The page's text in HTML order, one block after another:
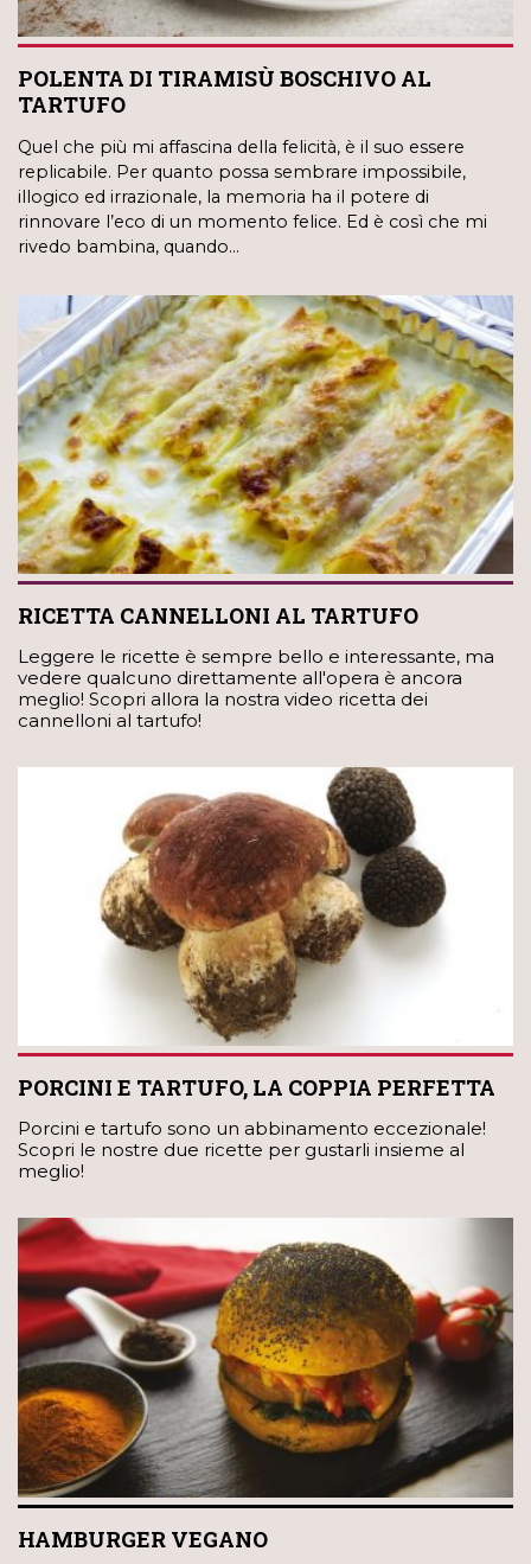
POLENTA DI TIRAMISÙ BOSCHIVO AL
TARTUFO
Quel che più mi affascina della felicità, è il suo essere
replicabile. Per quanto possa sembrare impossibile,
illogico ed irrazionale, la memoria ha il potere di
rinnovare l’eco di un momento felice. Ed è così che mi
rivedo bambina, quando…
RICETTA CANNELLONI AL TARTUFO
Leggere le ricette è sempre bello e interessante, ma
vedere qualcuno direttamente all'opera è ancora
meglio! Scopri allora la nostra video ricetta dei
cannelloni al tartufo!
PORCINI E TARTUFO, LA COPPIA PERFETTA
Porcini e tartufo sono un abbinamento eccezionale!
Scopri le nostre due ricette per gustarli insieme al
meglio!
HAMBURGER VEGANO